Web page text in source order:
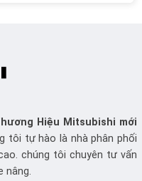
Hiệu Mitsubishi mới
tôi tự hào là nhà phân phối
chúng tôi chuyên tư vấn
nâng.